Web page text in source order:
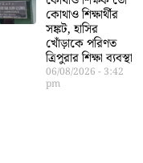
কোথাও শিক্ষার্থীর
সঙ্কট, হাসির
খোঁড়াকে পরিণত
ত্রিপুরার শিক্ষা ব্যবস্থা
06/08/2026 3:42
pm